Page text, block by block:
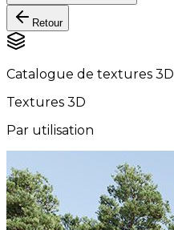
Retour
Catalogue de textures 3D
Textures 3D
Par utilisation